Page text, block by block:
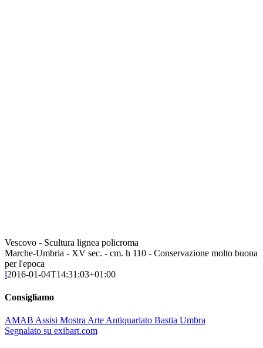
Vescovo - Scultura lignea policroma
Marche-Umbria - XV sec. - cm. h 110 - Conservazione molto buona
per l'epoca
l2016-01-04T14:31:03+01:00
Consigliamo
AMAB Assisi Mostra Arte Antiquariato Bastia Umbra
Segnalato su exibart.com